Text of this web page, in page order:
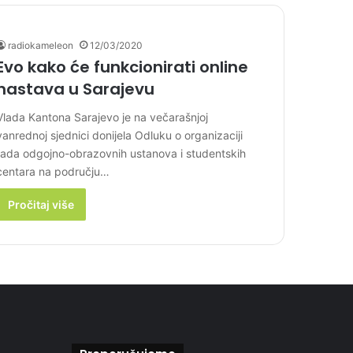
radiokameleon 12/03/2020
kako će funkcionirati online
u Sarajevu
Kantona Sarajevo je na večarašnjoj
sjednici donijela Odluku o organizaciji
odgojno-obrazovnih ustanova i studentskih
na području…
Pročitaj više